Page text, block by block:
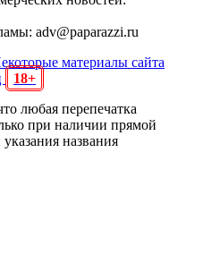
adv@paparazzi.ru
материалы сайта
18+
любая перепечатка
при наличии прямой
названия